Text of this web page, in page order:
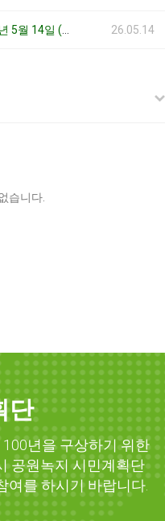
26.05.14
습니다.
단
년을 구상하기 위한
공원녹지 시민계획단
여를 하시기 바랍니다.